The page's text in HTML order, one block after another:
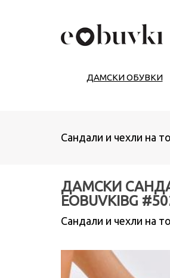
ДАМСКИ ОБУВКИ
Сандали и чехли на
ДАМСКИ
EOBUVKIBG
Сандали и чехли на